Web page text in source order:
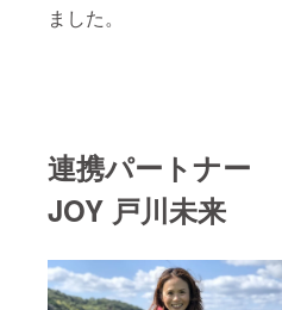
ました。
連携パートナー
JOY 戸川未来